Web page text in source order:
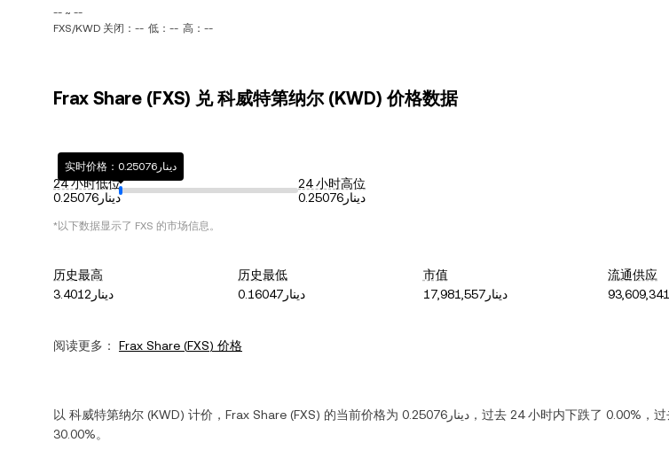
-- ~ --
FXS/KWD 关闭：-- 低：-- 高：--
Frax Share (FXS) 兑 科威特第纳尔 (KWD) 价格数据
24 小时低位
دينار0.25076
实时价格：دينار0.25076
24 小时高位
دينار0.25076
*以下数据显示了 FXS 的市场信息。
历史最高
دينار3.4012
历史最低
دينار0.16047
市值
دينار17,981,557
流通供应
阅读更多： Frax Share (FXS) 价格
以 科威特第纳尔 (KWD) 计价， Frax Share (FXS) 的当前价格为 دينار0.25076 ，过去 24 小时内下跌了 0.00% ，
30.00%。